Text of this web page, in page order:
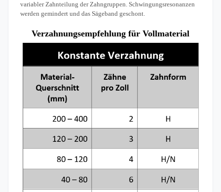
variabler Zahnteilung der Zahngruppen. Schwingungsresonanzen
werden gemindert und das Sägeband geschont.
Verzahnungsempfehlung für Vollmaterial